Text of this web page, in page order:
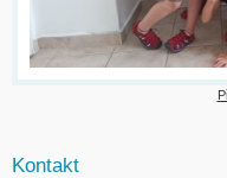
Kontakt